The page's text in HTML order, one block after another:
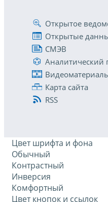
Открытое
Открытые
СМЭВ
Аналитический
Карта сайта
RSS
Цвет шрифта и фона
Обычный
Контрастный
Инверсия
Комфортный
Цвет кнопок и ссылок